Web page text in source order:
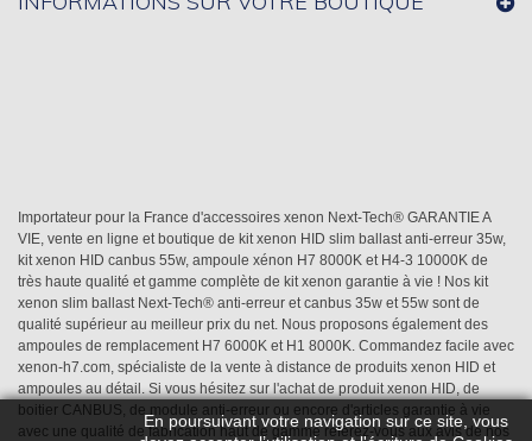
En poursuivant votre navigation sur ce site, vous
Importateur pour la France d'accessoires xenon Next-Tech® GARANTIE A
VIE, vente en ligne et boutique de kit xenon HID slim ballast anti-erreur 35w,
kit xenon HID canbus 55w, ampoule xénon H7 8000K et H4-3 10000K de
très haute qualité et gamme complète de kit xenon garantie à vie ! Nos kit
xenon slim ballast Next-Tech® anti-erreur et canbus 35w et 55w sont de
qualité supérieur au meilleur prix du net. Nous proposons également des
ampoules de remplacement H7 6000K et H1 8000K. Commandez facile avec
xenon-h7.com, spécialiste de la vente à distance de produits xenon HID et
ampoules au détail. Si vous hésitez sur l'achat de produit xenon HID, de
boitier CANBUS, de module anti-erreur ou encore d'articles garantie à vie
avec une qualité de fabrication haut de gamme référez-vous aux avis de nos